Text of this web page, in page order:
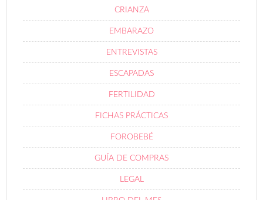
CRIANZA
EMBARAZO
ENTREVISTAS
ESCAPADAS
FERTILIDAD
FICHAS PRÁCTICAS
FOROBEBÉ
GUÍA DE COMPRAS
LEGAL